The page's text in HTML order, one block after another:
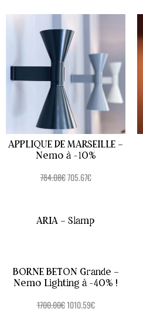
APPLIQUE DE MARSEILLE –
Nemo à -10%
784.08€705.67€
ARIA – Slamp
BORNE BETON Grande –
Nemo Lighting à -40% !
1700.00€1010.59€